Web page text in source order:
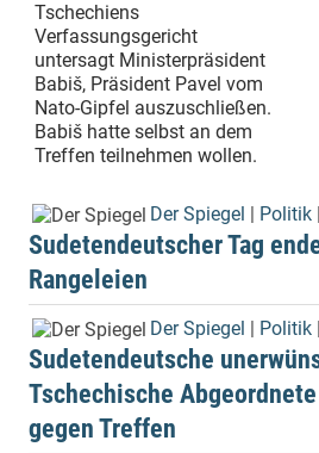
Tschechiens
Verfassungsgericht
untersagt Ministerpräsident
Babiš, Präsident Pavel vom
Nato-Gipfel auszuschließen.
Babiš hatte selbst an dem
Treffen teilnehmen wollen.
Der Spiegel Politik
Sudetendeutscher Tag
Rangeleien
Der Spiegel Politik
Sudetendeutsche
Tschechische
gegen Treffen